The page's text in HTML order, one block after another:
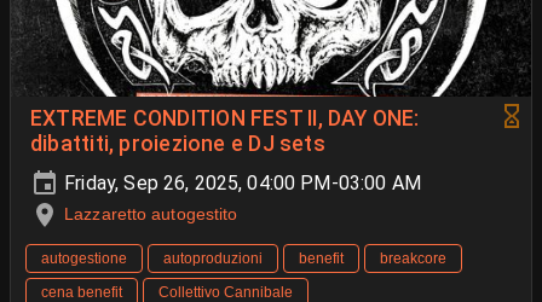
EXTREME CONDITION FEST II, DAY ONE:
dibattiti, proiezione e DJ sets
Friday, Sep 26, 2025, 04:00 PM-03:00 AM
Lazzaretto autogestito
autogestione autoproduzioni benefit
breakcore
cena benefit
Collettivo Cannibale